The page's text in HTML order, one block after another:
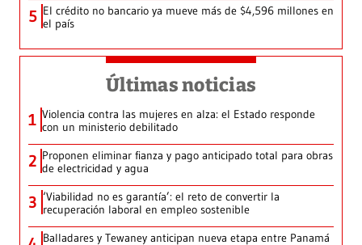
5 El crédito no bancario ya mueve más de $4,596 millones en
el país
Últimas noticias
1 Violencia contra las mujeres en alza: el Estado responde
con un ministerio debilitado
2 Proponen eliminar fianza y pago anticipado total para obras
de electricidad y agua
3 ‘Viabilidad no es garantía’: el reto de convertir la
recuperación laboral en empleo sostenible
Balladares y Tewaney anticipan nueva etapa entre Panamá